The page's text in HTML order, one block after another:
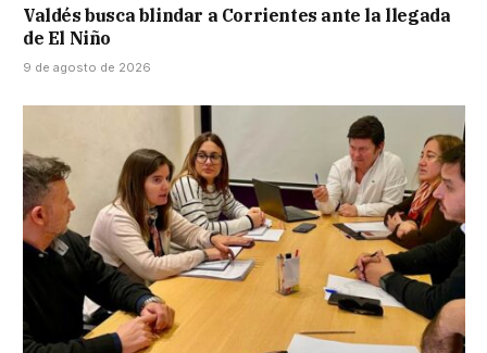
Valdés busca blindar a Corrientes ante la llegada
de El Niño
9 de agosto de 2026